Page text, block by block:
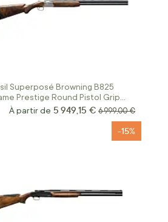
Superposé Browning B825
Prestige Round Pistol Grip
12/76
À partir de 5 949,15 € Prix normal
6 999,00 €
-15%